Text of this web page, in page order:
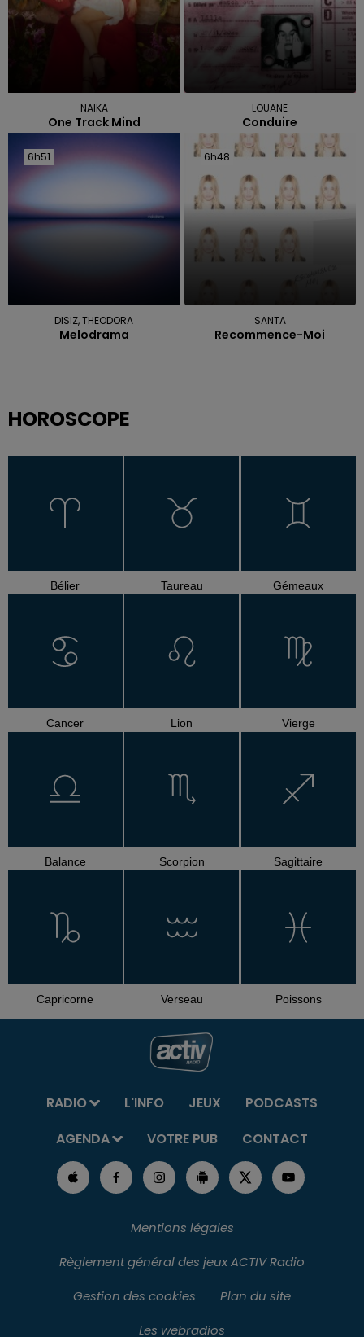
NAIKA
One Track Mind
LOUANE
Conduire
6h51
6h51
DISIZ, THEODORA
Melodrama
6h48
6h48
SANTA
Recommence-Moi
HOROSCOPE
Bélier Taureau Gémeaux
Cancer Lion Vierge
Balance Scorpion Sagittaire
Capricorne Verseau Poissons
RADIO L'INFO JEUX
PODCASTS
AGENDA
VOTRE PUB CONTACT
Mentions légales
Règlement général des jeux ACTIV Radio
Gestion des cookies
Plan du site
Les webradios